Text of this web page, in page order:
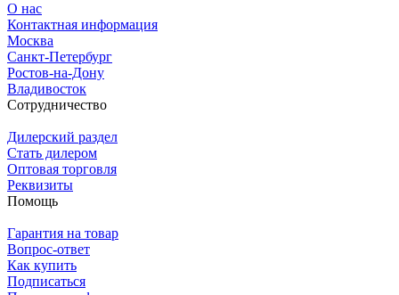
О нас
Контактная информация
Москва
Санкт-Петербург
Ростов-на-Дону
Владивосток
Сотрудничество
Дилерский раздел
Стать дилером
Оптовая торговля
Реквизиты
Помощь
Гарантия на товар
Вопрос-ответ
Как купить
Подписаться